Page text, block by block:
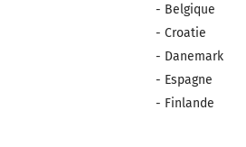
- Belgique
- Croatie
- Danemark
- Espagne
- Finlande